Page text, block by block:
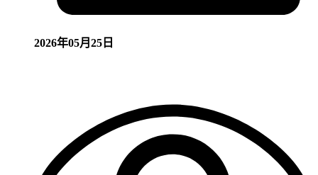
2026年05月25日